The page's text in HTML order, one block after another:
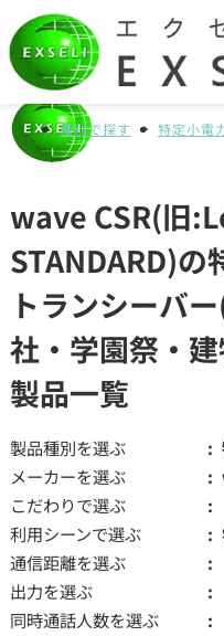
種別で探す 特定小電
wave CSR(旧
STANDARD)の
トランシーバ
社・学園祭・
製品一覧
製品種別を選ぶ
メーカーを選ぶ
こだわりで選ぶ
利用シーンで選ぶ
通信距離を選ぶ
出力を選ぶ
同時通話人数を選ぶ